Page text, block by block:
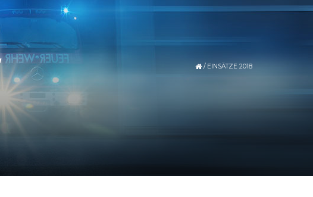
/ EINSÄTZE 2018